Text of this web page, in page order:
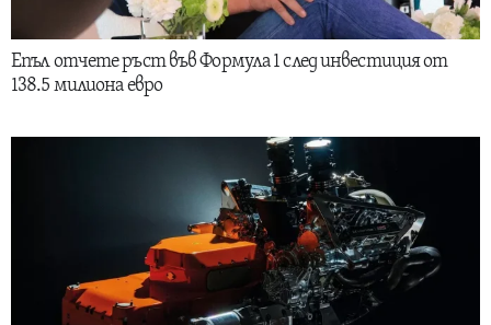
Епъл отчете ръст във Формула 1 след инвестиция от
138.5 милиона евро